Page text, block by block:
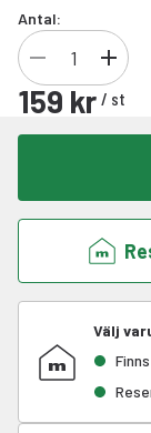
Antal:
159 kr / st
Välj